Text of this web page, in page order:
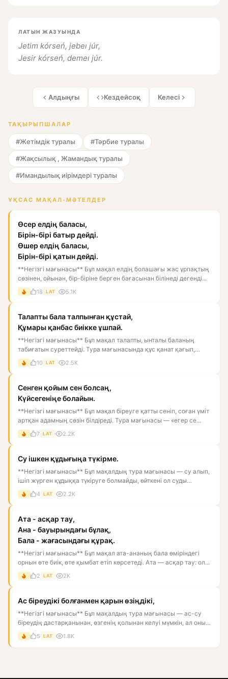
ЛАТЫН ЖАЗУЫНДА
Jetim kórseń, jebeı júr,
Jesir kórseń, demeı júr.
Алдыңғы Кездейсоқ Келесі
ТАҚЫРЫПШАЛАР
#Жетімдік туралы #Тәрбие туралы
#Жақсылық , Жамандық туралы
#Имандылық иірімдері туралы
ҰҚСАС МАҚАЛ-МӘТЕЛДЕР
Өсер елдің баласы,
Бірін-бірі батыр дейді.
Өшер елдің баласы,
Бірін-бірі қатын дейді.
**Негізгі мағынасы** Бұл мақал елдің болашағы жас ұрпақтың
сөзінен, ойынан, бір-біріне берген бағасынан білінеді дегенді...
18 LAT 5.1K
Талапты бала талпынған құстай,
Құмары қанбас биікке ұшпай.
**Негізгі мағынасы** Бұл мақал талапты, ынталы баланың
табиғатын суреттейді. Тура мағынасында құс қанат қағып,
биікке ұм...
10 LAT 2.5K
Сенген қойым сен болсаң,
Күйсегеніңе болайын.
**Негізгі мағынасы** Бұл мақал біреуге қатты сеніп, соған үміт
артқан адамның сөзін білдіреді. Тура мағынасы — «егер се...
7 LAT 2.2K
Су ішкен құдығыңа түкірме.
**Негізгі мағынасы** Бұл мақалдың тура мағынасы — су алып,
ішіп жүрген құдыққа түкіруге болмайды, өйткені ол суды
ластай...
4 LAT 2.2K
Ата - асқар тау,
Ана - бауырындағы бұлақ,
Бала - жағасындағы құрақ.
**Негізгі мағынасы** Бұл мақал ата-ананың бала өміріндегі
орнын өте биік, өте қымбат етіп көрсетеді. Ата — асқар тау: ол...
2 LAT 2K
Ас біреудікі болғанмен қарын өзіңдікі,
**Негізгі мағынасы** Бұл мақалдың тура мағынасы — ас-су
біреудің дастарқанынан, өзгенің қолынан келуі мүмкін, ал оны
қор...
5 LAT 1.8K